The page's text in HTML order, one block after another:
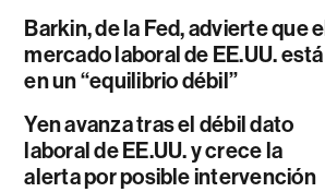
Barkin, de la Fed, advierte que el
mercado laboral de EE.UU. está
en un “equilibrio débil”
Yen avanza tras el débil dato
laboral de EE.UU. y crece la
alerta por posible intervención